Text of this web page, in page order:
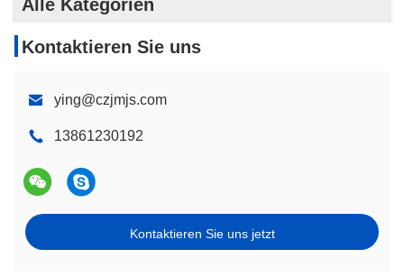
Alle Kategorien
Kontaktieren Sie uns
ying@czjmjs.com
13861230192
Kontaktieren Sie uns jetzt